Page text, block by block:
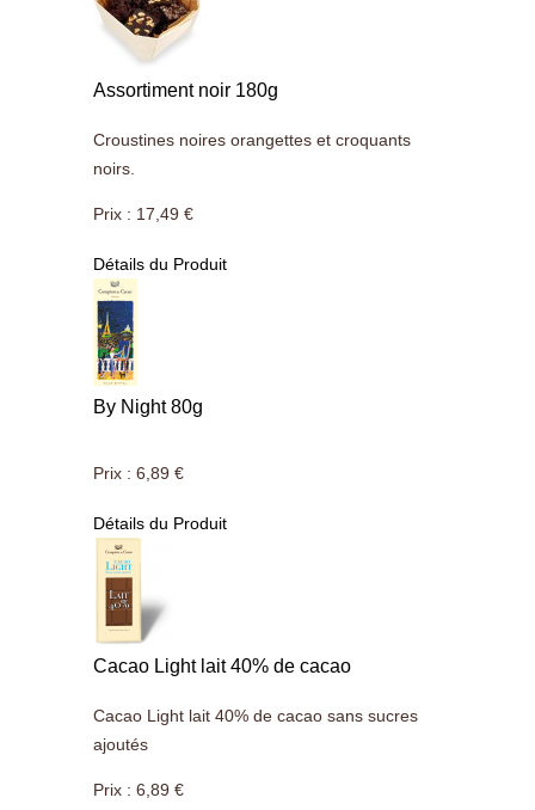
Assortiment noir 180g
Croustines noires orangettes et croquants
noirs.
Prix : 17,49 €
Détails du Produit
By Night 80g
Prix : 6,89 €
Détails du Produit
Cacao Light lait 40% de cacao
Cacao Light lait 40% de cacao sans sucres
ajoutés
Prix : 6,89 €